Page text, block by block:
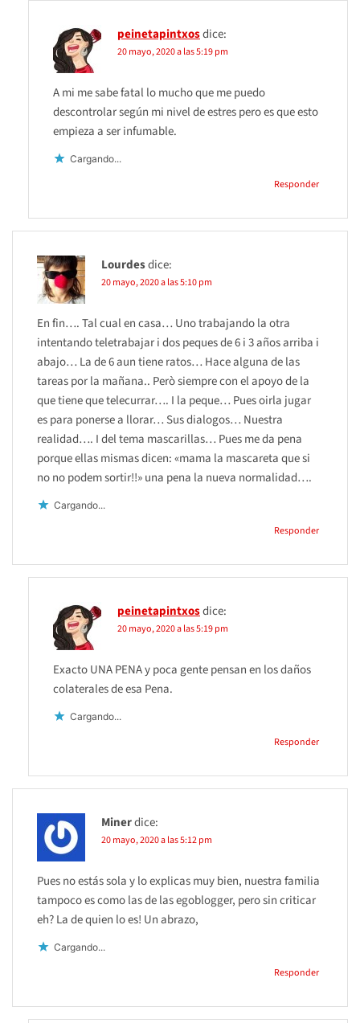
peinetapintxosdice:
20 mayo, 2020 a las 5:19 pm
A mi me sabe fatal lo mucho que me puedo
descontrolar según mi nivel de estres pero es que esto
empieza a ser infumable.
Cargando...
Responder
Lourdesdice:
20 mayo, 2020 a las 5:10 pm
En fin…. Tal cual en casa… Uno trabajando la otra
intentando teletrabajar i dos peques de 6 i 3 años arriba i
abajo… La de 6 aun tiene ratos… Hace alguna de las
tareas por la mañana.. Però siempre con el apoyo de la
que tiene que telecurrar…. I la peque… Pues oirla jugar
es para ponerse a llorar… Sus dialogos… Nuestra
realidad…. I del tema mascarillas… Pues me da pena
porque ellas mismas dicen: «mama la mascareta que si
no no podem sortir!!» una pena la nueva normalidad….
Cargando...
Responder
peinetapintxosdice:
20 mayo, 2020 a las 5:19 pm
Exacto UNA PENA y poca gente pensan en los daños
colaterales de esa Pena.
Cargando...
Responder
Minerdice:
20 mayo, 2020 a las 5:12 pm
Pues no estás sola y lo explicas muy bien, nuestra familia
tampoco es como las de las egoblogger, pero sin criticar
eh? La de quien lo es! Un abrazo,
Cargando...
Responder